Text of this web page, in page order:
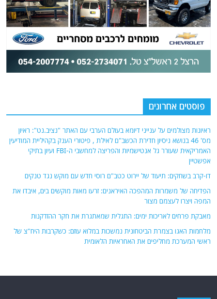
פוסטים אחרונים
ראיונות מצולמים על ענייני דיומא בעולם הערבי עם האתר "נציב.נט": ראיון
מס' 46 בנושא ניסיון חדירת הכשב"ם לאילת , פיטורי הענק בקהיליית המודיעין
האמריקאית שעורר גל אנטישמיות והפריצה למחשבי ה-FBI ועיון בתיקי
אפשטיין
דו-קרב בשחקים: תיעוד של יירוט כטב"ם רוסי חדש עם מוקש נגד טנקים
הפדיחה של משמרות המהפכה האיראנים: זרעו מאות מוקשים בים, איבדו את
המפה ויצרו לעצמם מצור
מאבקת פרחים לאריכות ימים: התגלית שמאתגרת את חקר ההזדקנות
מלחמות האגו בצמרת הביטחונית נמשכות במלוא עוזם: כשקרבות היח"צ של
ראשי המערכת מחליפים את האחראיות הלאומית